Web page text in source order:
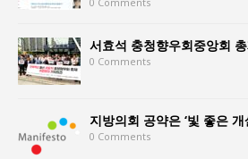
서효석 충청향우회중앙회
0 Comments
지방의회 공약은 ‘빛 좋은 개
0 Comments